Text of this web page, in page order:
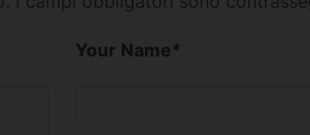
Your Name*